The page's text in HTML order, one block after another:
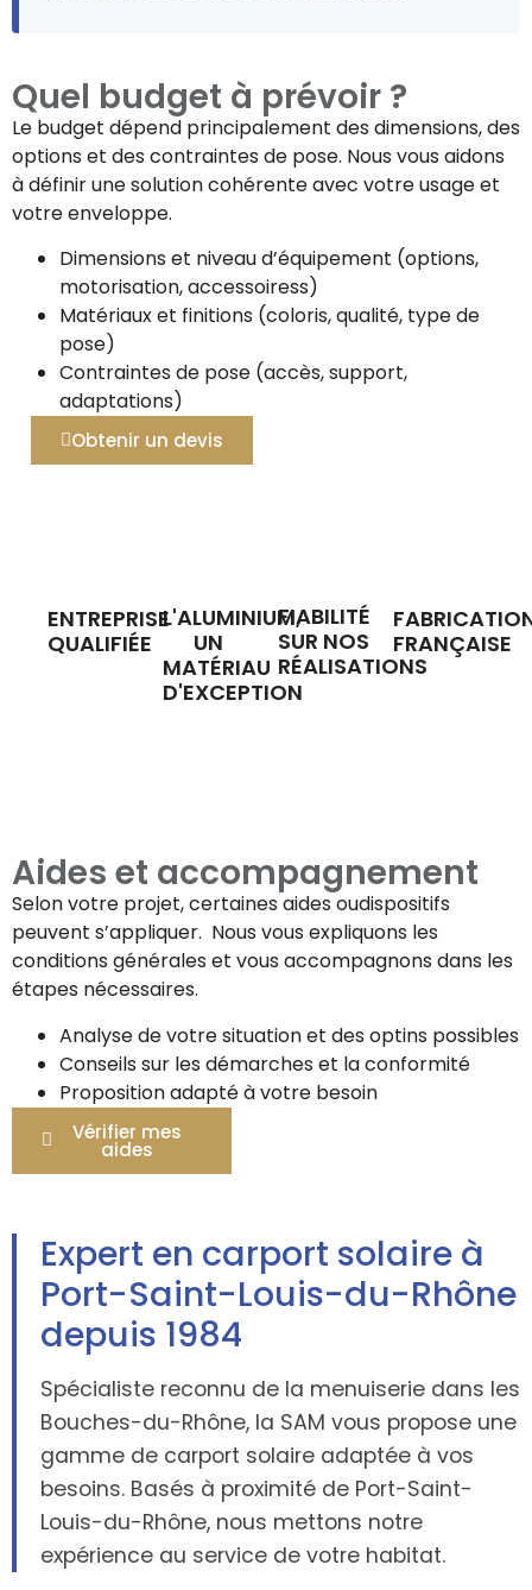
Quel budget à prévoir ?
Le budget dépend principalement des dimensions, des
options et des contraintes de pose. Nous vous aidons
à définir une solution cohérente avec votre usage et
votre enveloppe.
Dimensions et niveau d’équipement (options,
motorisation, accessoiress)
Matériaux et finitions (coloris, qualité, type de
pose)
Contraintes de pose (accès, support,
adaptations)
Obtenir un devis
ENTREPRISE
QUALIFIÉE
L'ALUMINIUM,
UN
MATÉRIAU
D'EXCEPTION
FIABILITÉ
SUR NOS
RÉALISATIONS
FRANÇAISE
Aides et accompagnement
Selon votre projet, certaines aides oudispositifs
peuvent s’appliquer. Nous vous expliquons les
conditions générales et vous accompagnons dans les
étapes nécessaires.
Analyse de votre situation et des optins possibles
Conseils sur les démarches et la conformité
Proposition adapté à votre besoin
Vérifier mes
aides
Expert en carport solaire à
Port-Saint-Louis-du-Rhône
depuis 1984
Spécialiste reconnu de la menuiserie dans les
Bouches-du-Rhône, la SAM vous propose une
gamme de carport solaire adaptée à vos
besoins. Basés à proximité de Port-Saint-
Louis-du-Rhône, nous mettons notre
expérience au service de votre habitat.